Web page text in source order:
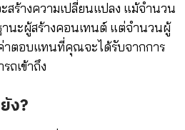
สร้างความเปลี่ยนแปลง แม้จำนวน
านะผู้สร้างคอนเทนต์ แต่จำนวนผู้
ค่าตอบแทนที่คุณจะได้รับจากการ
ถเข้าถึง
ง?